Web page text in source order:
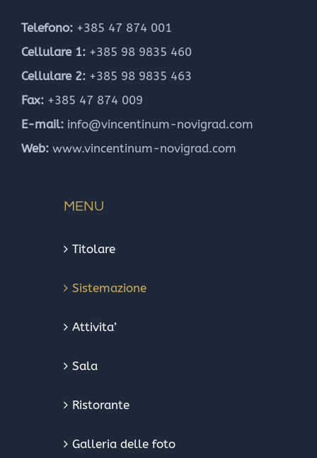
Telefono: +385 47 874 001
Cellulare 1: +385 98 9835 460
Cellulare 2: +385 98 9835 463
Fax: +385 47 874 009
E-mail: info@vincentinum-novigrad.com
Web: www.vincentinum-novigrad.com
MENU
Titolare
Sistemazione
Attivita’
Sala
Ristorante
Galleria delle foto